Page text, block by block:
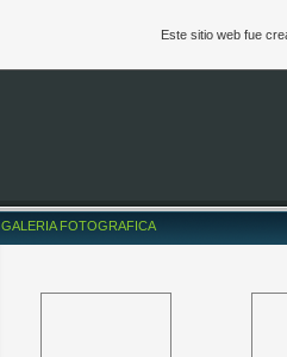
GALERIA FOTOGRAFICA
Este sitio web fue